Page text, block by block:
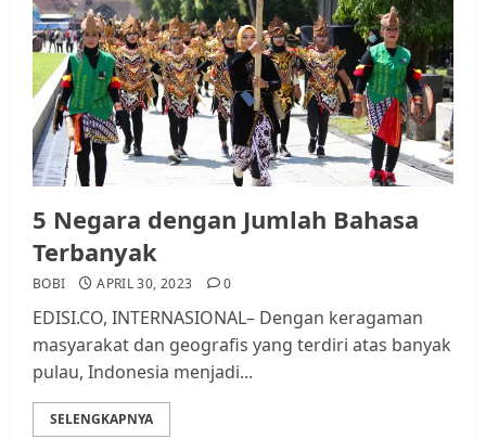
5 Negara dengan Jumlah Bahasa
Terbanyak
BOBI APRIL 30, 2023 0
EDISI.CO, INTERNASIONAL– Dengan keragaman
masyarakat dan geografis yang terdiri atas banyak
pulau, Indonesia menjadi...
SELENGKAPNYA